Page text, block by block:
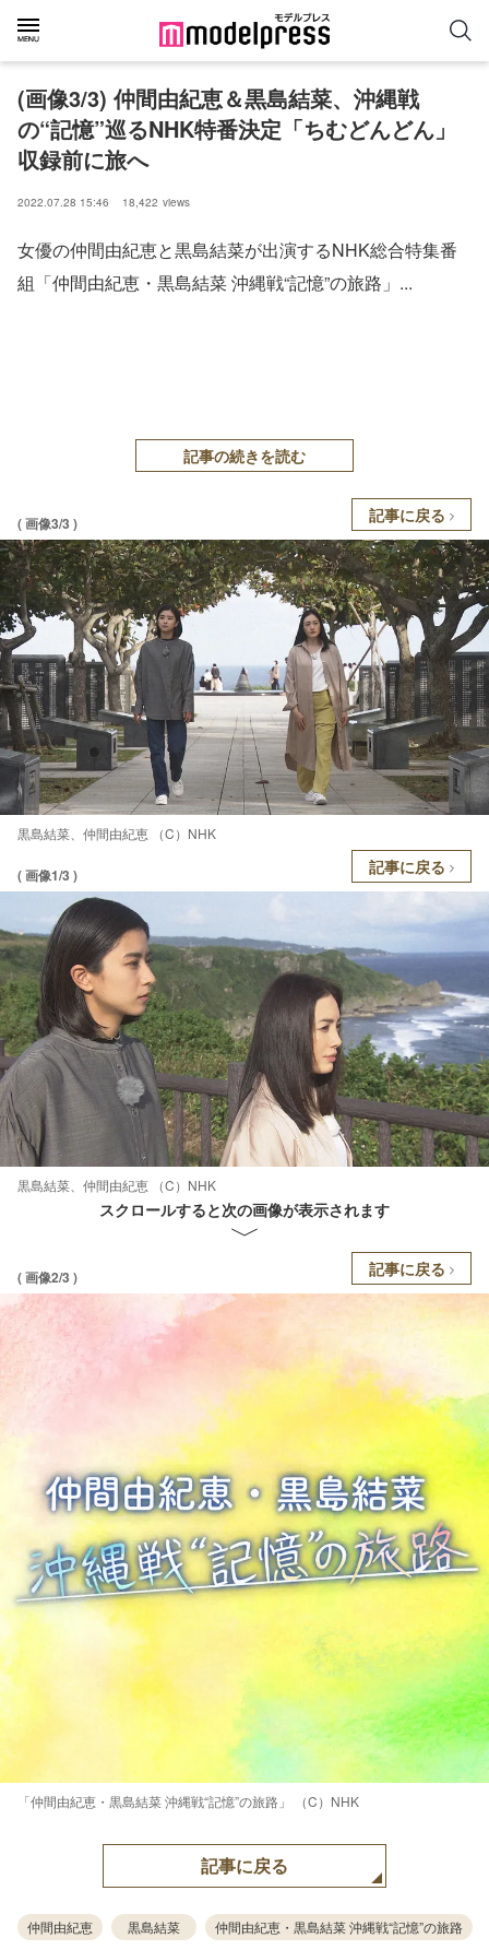
(画像3/3) 仲間由紀恵＆黒島結菜、沖縄戦
の“記憶”巡るNHK特番決定「ちむどんどん」
収録前に旅へ
2022.07.28 15:46 18,422 views
女優の仲間由紀恵と黒島結菜が出演するNHK総合特集番
組「仲間由紀恵・黒島結菜 沖縄戦“記憶”の旅路」...
記事の続きを読む
( 画像3/3 ) 記事に戻る
黒島結菜、仲間由紀恵 （C）NHK
( 画像1/3 ) 記事に戻る
黒島結菜、仲間由紀恵 （C）NHK
スクロールすると次の画像が表示されます
( 画像2/3 ) 記事に戻る
「仲間由紀恵・黒島結菜 沖縄戦“記憶”の旅路」 （C）NHK
記事に戻る
仲間由紀恵 黒島結菜 仲間由紀恵・黒島結菜 沖縄戦“記憶”の旅路